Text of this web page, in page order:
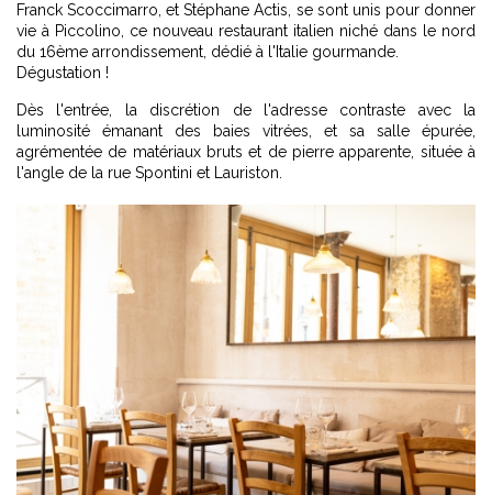
Franck Scoccimarro, et Stéphane Actis, se sont unis pour donner
vie à Piccolino, ce nouveau restaurant italien niché dans le nord
du 16ème arrondissement, dédié à l'Italie gourmande.
Dégustation !
Dès l'entrée, la discrétion de l'adresse contraste avec la
luminosité émanant des baies vitrées, et sa salle épurée,
agrémentée de matériaux bruts et de pierre apparente, située à
l'angle de la rue Spontini et Lauriston.